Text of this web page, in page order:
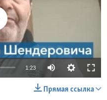
available
1:23
Прямая ссылка